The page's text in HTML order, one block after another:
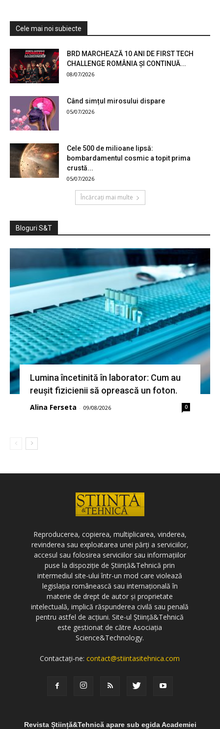
Cele mai noi subiecte
BRD MARCHEAZĂ 10 ANI DE FIRST TECH
CHALLENGE ROMÂNIA ȘI CONTINUĂ...
08/07/2026
Când simțul mirosului dispare
05/07/2026
Cele 500 de milioane lipsă:
bombardamentul cosmic a topit prima
crustă...
05/07/2026
Încărcați mai multe
Bloguri S&T
Lumina încetinită în laborator: Cum au
reușit fizicienii să oprească un foton.
Alina Ferseta - 09/08/2026 0
Reproducerea, copierea, multiplicarea, vinderea,
revinderea sau exploatarea unei părți a serviciilor,
accesul sau folosirea serviciilor sau informațiilor
puse la dispoziție de Știință&Tehnică prin
intermediul site-ului într-un mod care violează
legislația românească sau internațională în
materie de drept de autor și proprietate
intelectuală, implică răspunderea civilă sau penală
pentru astfel de acțiuni. Site-ul Știință&Tehnică
este gestionat de către Asociația
Science&Technology.
Contactați-ne:contact@stiintasitehnica.com
Revista Știință&Tehnică apare sub egida Academiei